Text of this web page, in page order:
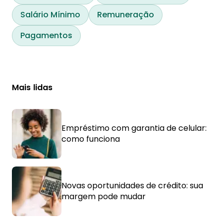
Salário Mínimo
Remuneração
Pagamentos
Mais lidas
Empréstimo com garantia de celular:
como funciona
Novas oportunidades de crédito: sua
margem pode mudar